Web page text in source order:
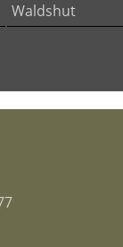
Waldshut